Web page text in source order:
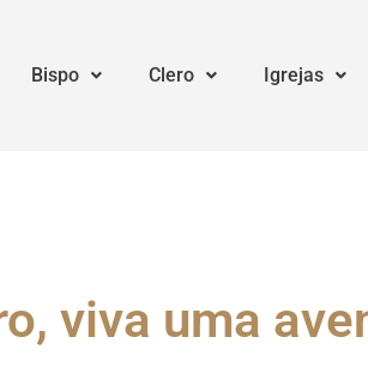
Bispo Clero Igrejas
viva uma